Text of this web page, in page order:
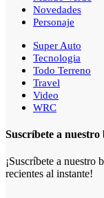
Novedades
Personaje
Super Auto
Tecnologia
Todo Terreno
Travel
Video
WRC
Suscríbete a nuestro
¡Suscríbete a nuestro
recientes al instante!